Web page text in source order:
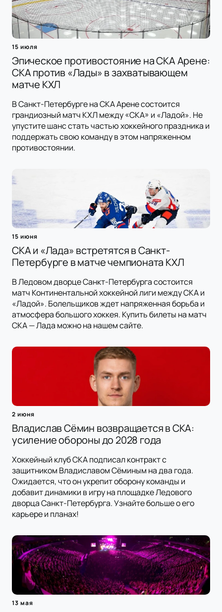
15 июля
Эпическое противостояние на СКА Арене:
СКА против «Лады» в захватывающем
матче КХЛ
В Санкт-Петербурге на СКА Арене состоится
грандиозный матч КХЛ между «СКА» и «Ладой». Не
упустите шанс стать частью хоккейного праздника и
поддержать свою команду в этом напряженном
противостоянии.
15 июня
СКА и «Лада» встретятся в Санкт-
Петербурге в матче чемпионата КХЛ
В Ледовом дворце Санкт-Петербурга состоится
матч Континентальной хоккейной лиги между СКА и
«Ладой». Болельщиков ждет напряженная борьба и
атмосфера большого хоккея. Купить билеты на матч
СКА — Лада можно на нашем сайте.
2 июня
Владислав Сёмин возвращается в СКА:
усиление обороны до 2028 года
Хоккейный клуб СКА подписал контракт с
защитником Владиславом Сёминым на два года.
Ожидается, что он укрепит оборону команды и
добавит динамики в игру на площадке Ледового
дворца Санкт-Петербурга. Узнайте больше о его
карьере и планах!
13 мая